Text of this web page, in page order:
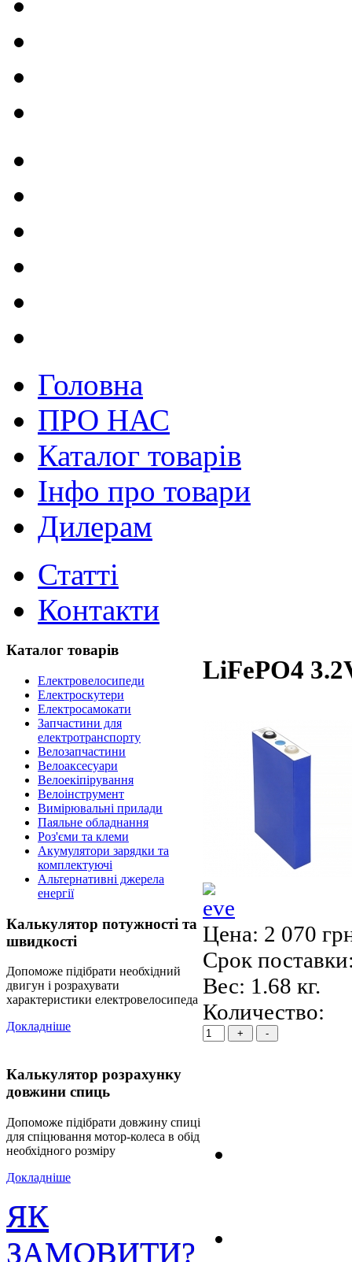
Головна
ПРО НАС
Каталог товарів
Інфо про товари
Дилерам
Статті
Контакти
LiFePO4
Цена: 2 070
Срок
Вес: 1.68 кг.
Количество:
Каталог товарів
Електровелосипеди
Електроскутери
Електросамокати
Запчастини для
електротранспорту
Велозапчастини
Велоаксесуари
Велоекіпірування
Велоінструмент
Вимірювальні прилади
Паяльне обладнання
Роз'єми та клеми
Акумулятори зарядки та
комплектуючі
Альтернативні джерела
енергії
Калькулятор потужності та
швидкості
Допоможе підібрати необхідний
двигун і розрахувати
характеристики електровелосипеда
Докладніше
Калькулятор розрахунку
довжини спиць
Допоможе підібрати довжину спиці
для спіцювання мотор-колеса в обід
необхідного розміру
Докладніше
ЯК
ЗАМОВИТИ?